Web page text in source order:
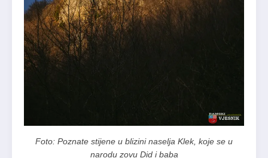
Foto: Poznate stijene u blizini naselja Klek, koje se u
narodu zovu Did i baba